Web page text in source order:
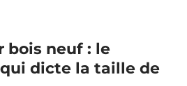
bois neuf : le
dicte la taille de